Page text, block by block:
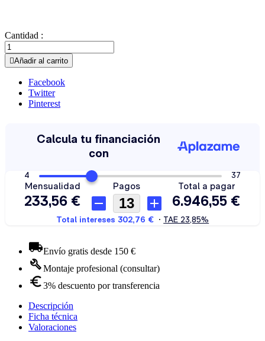
Cantidad :
Añadir al carrito
Facebook
Twitter
Pinterest
Envío gratis desde 150 €
Montaje profesional (consultar)
3% descuento por transferencia
Descripción
Ficha técnica
Valoraciones